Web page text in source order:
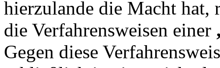
hierzulande die Macht hat,
die Verfahrensweisen einer
Gegen diese